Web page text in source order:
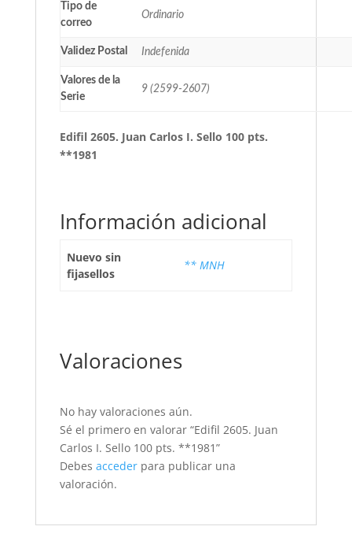
Tipo de
correo
Ordinario
Validez Postal Indefenida
Valores de la
Serie
9 (2599-2607)
Edifil 2605. Juan Carlos I. Sello 100 pts.
**1981
Información adicional
Nuevo sin
fijasellos
** MNH
Valoraciones
No hay valoraciones aún.
Sé el primero en valorar “Edifil 2605. Juan
Carlos I. Sello 100 pts. **1981”
Debes accederpara publicar una
valoración.